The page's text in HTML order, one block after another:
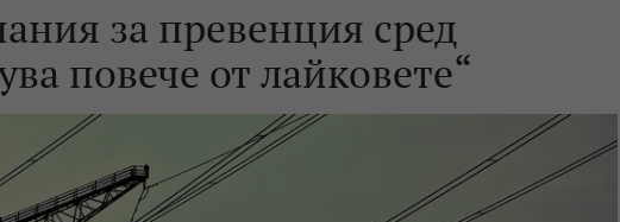
за превенция сред
повече от лайковете“